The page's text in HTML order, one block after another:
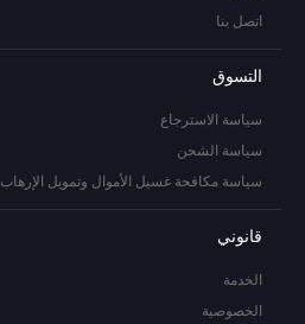
اتصل بنا
التسوق
سياسة الاسترجاع
سياسة الشحن
سياسة مكافحة غسيل الأموال وتمويل الإرهاب
قانوني
الخدمة
الخصوصية